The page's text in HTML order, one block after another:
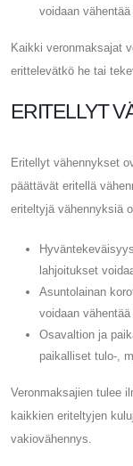
voidaan
Kaikki veronmaksajat
erittelevätkö he tai
ERITELLYT
Eritellyt vähennykset
päättävät eritellä
eriteltyjä vähennyksiä
lahjoitukset
Asuntolainan
voidaan
Osavaltion ja
paikalliset tulo-,
Veronmaksajien tulee
kaikkien eriteltyjen
vakiovähennys.